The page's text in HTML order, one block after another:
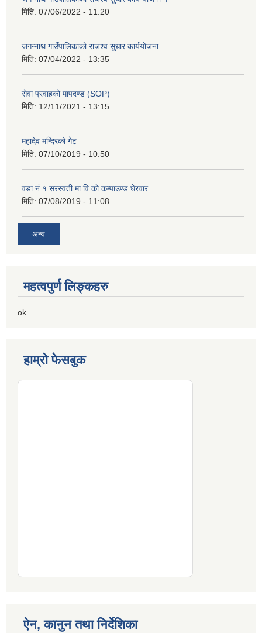
मिति: 07/06/2022 - 11:20
जगन्नाथ गाउँपालिकाको राजश्व सुधार कार्ययोजना
मिति: 07/04/2022 - 13:35
सेवा प्रवाहको मापदण्ड (SOP)
मिति: 12/11/2021 - 13:15
महादेव मन्दिरको गेट
मिति: 07/10/2019 - 10:50
वडा नं १ सरस्वती मा.वि.काे कम्पाउण्ड घेरवार
मिति: 07/08/2019 - 11:08
अन्य
महत्वपुर्ण लिङ्कहरु
ok
हाम्रो फेसबुक
ऐन, कानुन तथा निर्देशिका